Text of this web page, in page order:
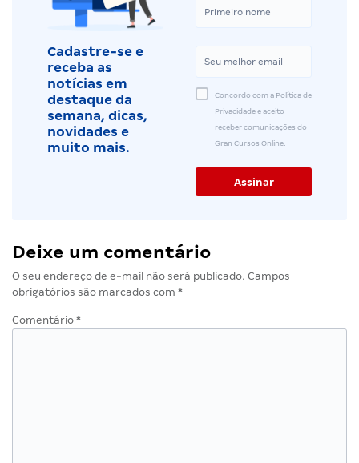
Cadastre-se e
receba as
notícias em
destaque da
semana, dicas,
novidades e
muito mais.
Concordo com a Política de
Privacidade e aceito
receber comunicações do
Gran Cursos Online.
Deixe um comentário
O seu endereço de e-mail não será publicado. Campos
obrigatórios são marcados com *
Comentário *